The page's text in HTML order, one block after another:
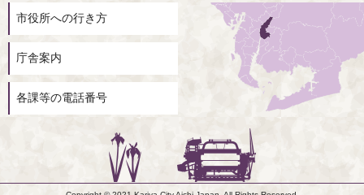
市役所への行き方
庁舎案内
各課等の電話番号